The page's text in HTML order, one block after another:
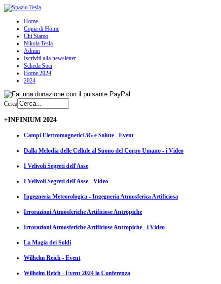
Home
Copia di Home
Chi Siamo
Nikola Tesla
Admin
Iscriviti alla newsletter
Scheda Soci
Home 2024
2024
Cerca
+INFINIUM 2024
Campi Elettromagnetici 5G e Salute - Event
Dalla Melodia delle Cellule al Suono del Corpo Umano - i Video
I Velivoli Segreti dell'Asse
I Velivoli Segreti dell'Asse - Video
Ingegneria Meteorologica - Ingegneria Atmosferica Artificiosa
Irrorazioni Atmosferiche Artificiose Antropiche
Irrorazioni Atmosferiche Artificiose Antropiche - i Video
La Magia dei Soldi
Wilhelm Reich - Event
Wilhelm Reich - Event 2024 la Conferenza